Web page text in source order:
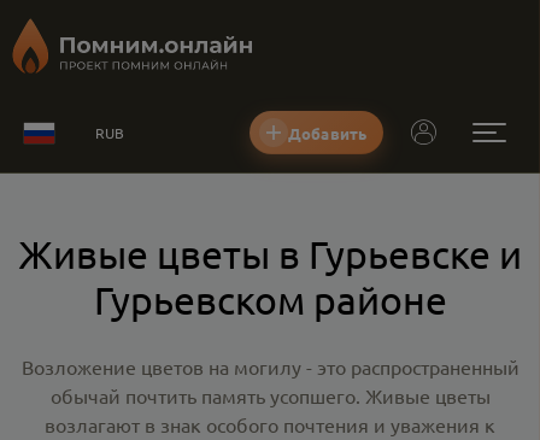
RUB Добавить
Живые цветы в Гурьевске и
Гурьевском районе
Возложение цветов на могилу - это распространенный
обычай почтить память усопшего. Живые цветы
возлагают в знак особого почтения и уважения к